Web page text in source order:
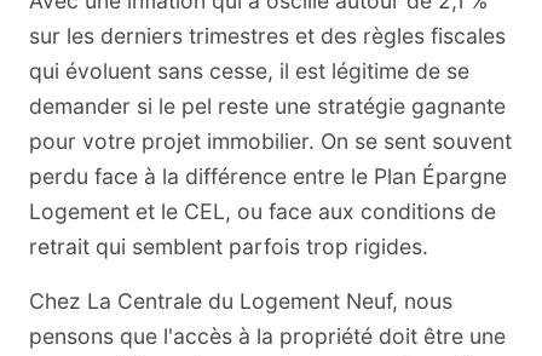
sur les derniers trimestres et des règles fiscales
qui évoluent sans cesse, il est légitime de se
demander si le pel reste une stratégie gagnante
pour votre projet immobilier. On se sent souvent
perdu face à la différence entre le Plan Épargne
Logement et le CEL, ou face aux conditions de
retrait qui semblent parfois trop rigides.
Chez La Centrale du Logement Neuf, nous
pensons que l'accès à la propriété doit être une